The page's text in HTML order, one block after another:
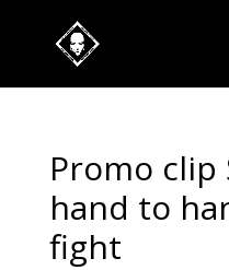
Promo clip
hand to
fight